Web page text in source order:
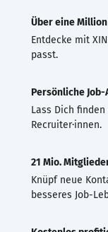
Über eine Million
Entdecke mit
passt.
Persönliche
Lass Dich
Recruiter·innen.
21 Mio.
Knüpf neue
besseres Job-